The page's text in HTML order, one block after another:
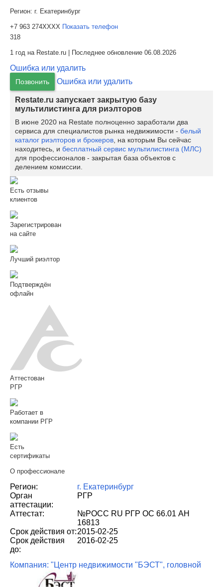
Регион: г. Екатеринбург
+7 963 274XXXX Показать телефон
318
1 год на Restate.ru | Последнее обновление 06.08.2026
Ошибка или удалить
Позвонить Ошибка или удалить
Restate.ru запускает закрытую базу
мультилистинга для риэлторов
В июне 2020 на Restate полноценно заработали два
сервиса для специалистов рынка недвижимости - белый
каталог риэлторов и брокеров , на которым Вы сейчас
находитесь, и бесплатный сервис мультилистинга (МЛС)
для профессионалов - закрытая база объектов с
делением комиссии.
Есть отзывы
клиентов
Зарегистрирован
на сайте
Лучший риэлтор
Подтверждён
офлайн
Аттестован
РГР
Работает в
компании РГР
Есть
сертификаты
О профессионале
Регион:
г. Екатеринбург
Орган
аттестации:
РГР
Аттестат:
№РОСС RU РГР ОС 66.01 АН
16813
Срок действия от:2015-02-25
Срок действия
до:
2016-02-25
Компания: "Центр недвижимости "БЭСТ", головной